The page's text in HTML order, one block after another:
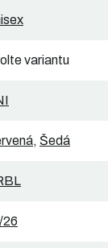
variantu
, Šedá
26